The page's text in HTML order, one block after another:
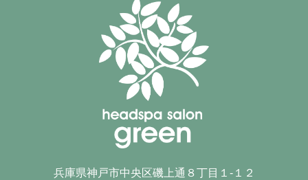
兵庫県神戸市中央区磯上通８丁目１-１２